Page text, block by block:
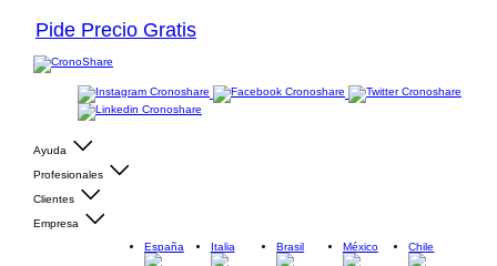
Pide Precio Gratis
Ayuda
Profesionales
Clientes
Empresa
España
Italia Brasil México Chile